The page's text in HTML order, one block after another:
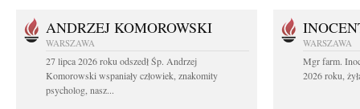
ANDRZEJ KOMOROWSKI
WARSZAWA
27 lipca 2026 roku odszedł Śp. Andrzej
Komorowski wspaniały człowiek, znakomity
psycholog, nasz...
WARSZAWA
Mgr farm.
2026 roku,